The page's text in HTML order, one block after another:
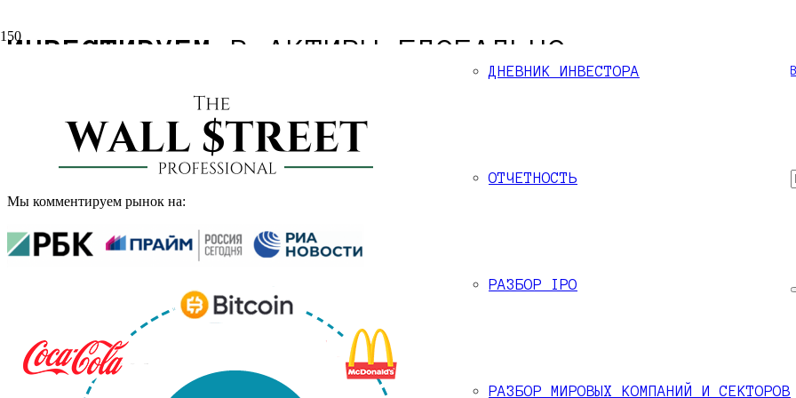
ДНЕВНИК ИНВЕСТОРА
ОТЧЕТНОСТЬ
РАЗБОР IPO
РАЗБОР МИРОВЫХ КОМПАНИЙ И СЕКТОРОВ
ИНВЕСТИРУЕМ В АКТИВЫ ГЛОБАЛЬНО
У нас более чем 20-летний опыт работы на финансовых рынках
металлы и крипто-активы. Основная цель — прирост капитала и
чтобы лучше понимать в какие активы сейчас наиболее выгодно вкладывать капитал!
Мы комментируем рынок на: